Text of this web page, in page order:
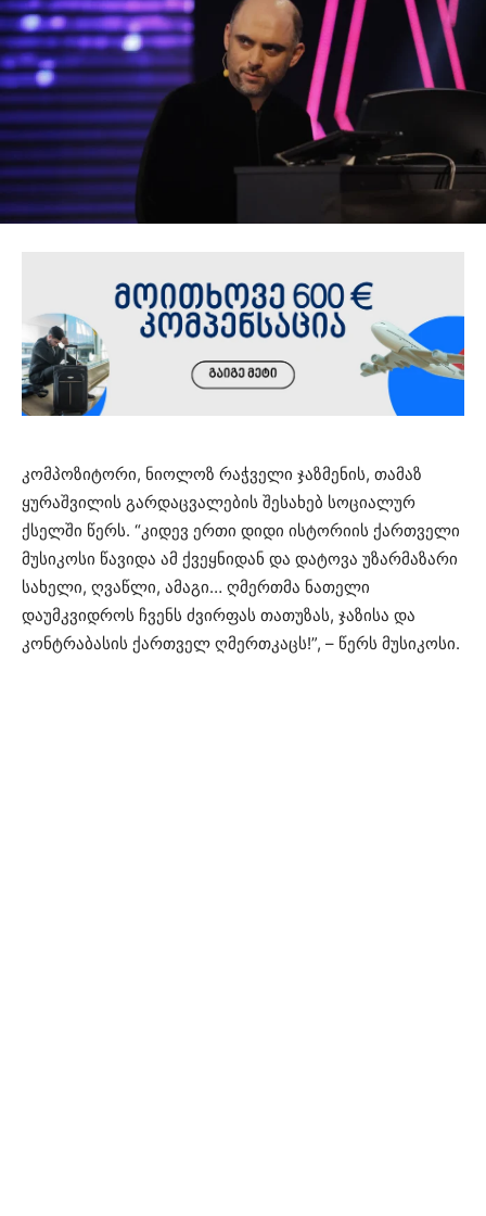
კომპოზიტორი, ნიოლოზ რაჭველი ჯაზმენის, თამაზ
ყურაშვილის გარდაცვალების შესახებ სოციალურ
ქსელში წერს. “კიდევ ერთი დიდი ისტორიის ქართველი
მუსიკოსი წავიდა ამ ქვეყნიდან და დატოვა უზარმაზარი
სახელი, ღვაწლი, ამაგი… ღმერთმა ნათელი
დაუმკვიდროს ჩვენს ძვირფას თათუზას, ჯაზისა და
კონტრაბასის ქართველ ღმერთკაცს!”, – წერს მუსიკოსი.